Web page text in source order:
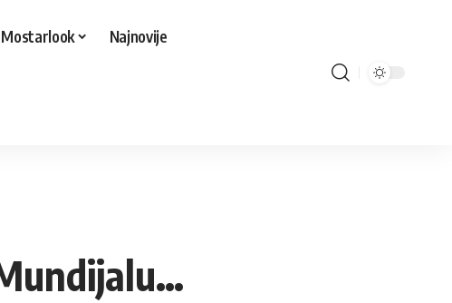
Mostarlook Najnovije